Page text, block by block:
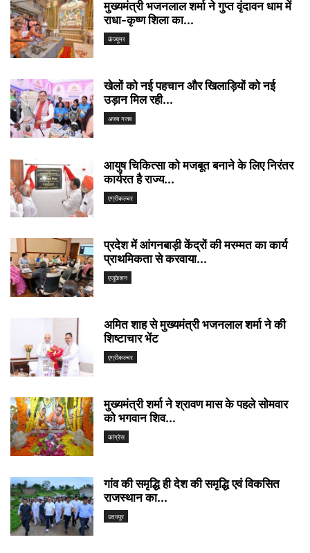
मुख्यमंत्री भजनलाल शर्मा ने गुप्त वृंदावन धाम में
राधा-कृष्ण शिला का...
कंज्यूमर
खेलों को नई पहचान और खिलाड़ियों को नई
उड़ान मिल रही...
अजब गजब
आयुष चिकित्सा को मजबूत बनाने के लिए निरंतर
कार्यरत है राज्य...
एग्रीकल्चर
प्रदेश में आंगनबाड़ी केंद्रों की मरम्मत का कार्य
प्राथमिकता से करवाया...
एजुकेशन
अमित शाह से मुख्यमंत्री भजनलाल शर्मा ने की
शिष्टाचार भेंट
एग्रीकल्चर
मुख्यमंत्री शर्मा ने श्रावण मास के पहले सोमवार
को भगवान शिव...
कांग्रेस
गांव की समृद्धि ही देश की समृद्धि एवं विकसित
राजस्थान का...
उदयपुर